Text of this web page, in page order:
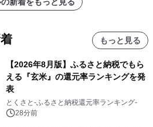
もっと見る
【2026年8月版】ふるさと納税でもら
える『玄米』の還元率ランキングを発
表
とくさと-ふるさと納税還元率ランキング-
28分前